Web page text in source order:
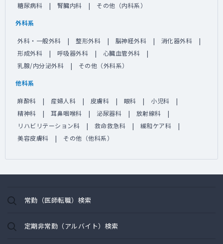
糖尿病科
腎臓内科 その他（内科系）
外科系
外科・一般外科 整形外科 脳神経外科
消化器外科
形成外科
呼吸器外科
心臓血管外科
乳腺/内分泌外科
その他（外科系）
他科系
麻酔科 産婦人科 皮膚科 眼科
小児科
精神科
耳鼻咽喉科 泌尿器科
放射線科
リハビリテーション科
救命救急科
緩和ケア科
美容皮膚科
その他（他科系）
常勤（医師転職）検索
定期非常勤（アルバイト）検索